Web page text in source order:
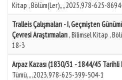
Kitap , Bölüm(Ler),,,,2025,978-625-
Tralleis Çalışmaları - I, Geçmişten
Çevresi Araştırmaları , Bilimsel Kitap ,
18-3
Arpaz Kazası (1830/31 - 1844/45
Tümü,,,,2023,978-625-399-504-1